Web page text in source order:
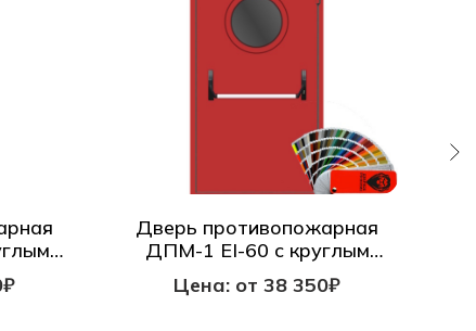
Дверь противопожарная
ДПМ-1 EI-60 с круглым
окном с антипаникой и
фрамугой
Цена: от 38 350₽